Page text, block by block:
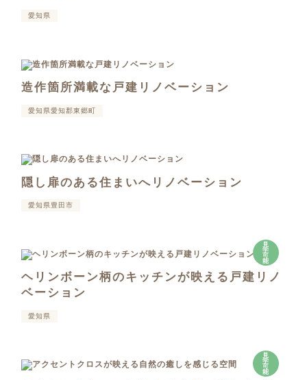
愛知県
造作箇所満載な戸建リノベーション
愛知県愛知郡東郷町
隠し扉のある住まいへリノベーション
愛知県豊田市
見
学
可
能
ヘリンボーン柄のキッチンが映える戸建リノ
ベーション
愛知県
見
学
可
能